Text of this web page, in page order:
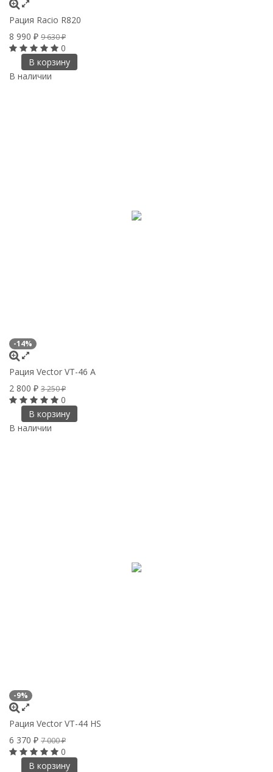
Рация Racio R820
8 990 ₽ 9 630₽
0
В корзину
В наличии
-14%
Рация Vector VT-46 A
2 800 ₽ 3 250₽
0
В корзину
В наличии
-9%
Рация Vector VT-44 HS
6 370 ₽ 7 000₽
0
В корзину